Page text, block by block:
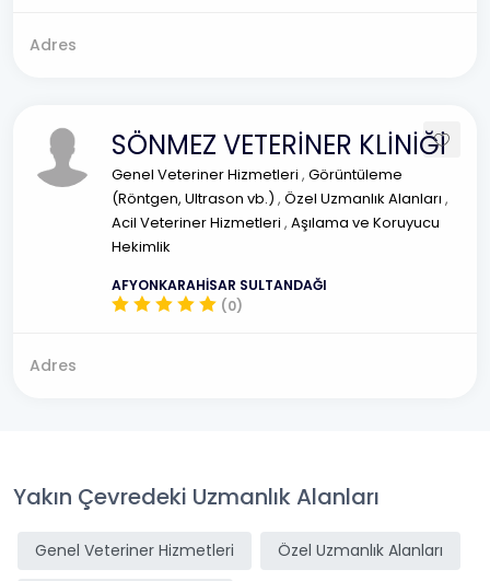
Adres
SÖNMEZ VETERİNER KLİNİĞİ
Genel Veteriner Hizmetleri , Görüntüleme
(Röntgen, Ultrason vb.) , Özel Uzmanlık Alanları ,
Acil Veteriner Hizmetleri , Aşılama ve Koruyucu
Hekimlik
AFYONKARAHİSAR SULTANDAĞI
(0)
Adres
Yakın Çevredeki Uzmanlık Alanları
Genel Veteriner Hizmetleri Özel Uzmanlık Alanları